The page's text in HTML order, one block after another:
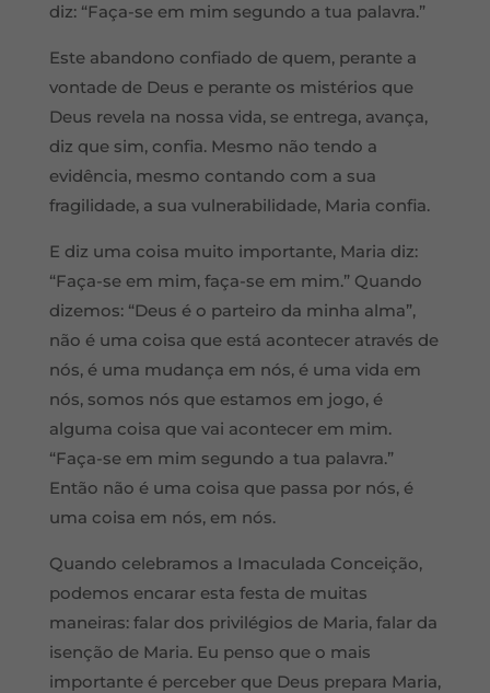
diz: “Faça-se em mim segundo a tua palavra.”
Este abandono confiado de quem, perante a
vontade de Deus e perante os mistérios que
Deus revela na nossa vida, se entrega, avança,
diz que sim, confia. Mesmo não tendo a
evidência, mesmo contando com a sua
fragilidade, a sua vulnerabilidade, Maria confia.
E diz uma coisa muito importante, Maria diz:
“Faça-se em mim, faça-se em mim.” Quando
dizemos: “Deus é o parteiro da minha alma”,
não é uma coisa que está acontecer através de
nós, é uma mudança em nós, é uma vida em
nós, somos nós que estamos em jogo, é
alguma coisa que vai acontecer em mim.
“Faça-se em mim segundo a tua palavra.”
Então não é uma coisa que passa por nós, é
uma coisa em nós, em nós.
Quando celebramos a Imaculada Conceição,
podemos encarar esta festa de muitas
maneiras: falar dos privilégios de Maria, falar da
isenção de Maria. Eu penso que o mais
importante é perceber que Deus prepara Maria,